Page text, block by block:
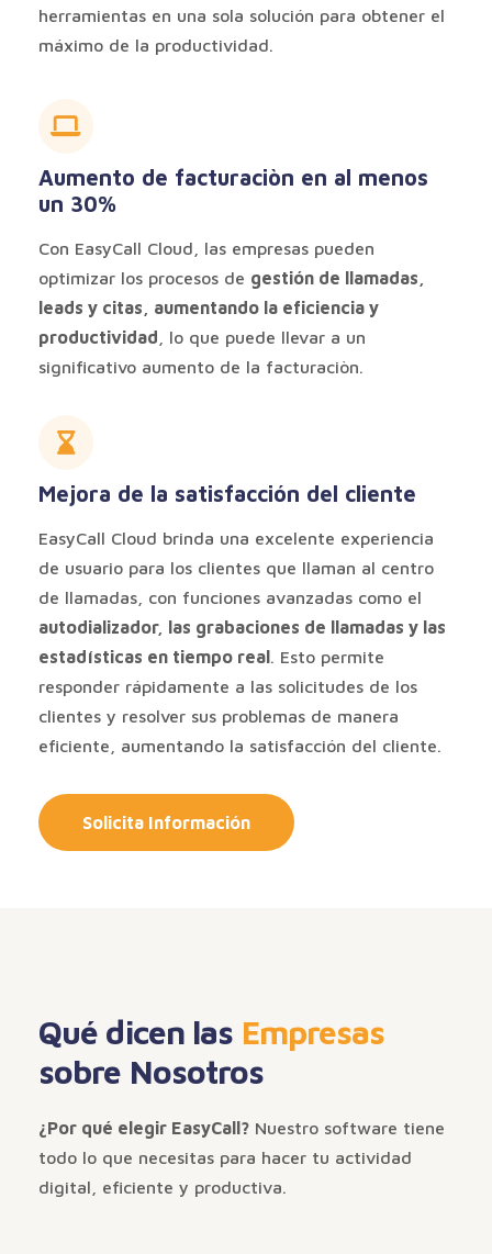
herramientas en una sola solución para obtener el
máximo de la productividad.
Aumento de facturaciòn en al menos
un 30%
Con EasyCall Cloud, las empresas pueden
optimizar los procesos de gestión de llamadas,
leads y citas, aumentando la eficiencia y
productividad , lo que puede llevar a un
significativo aumento de la facturaciòn.
Mejora de la satisfacción del cliente
EasyCall Cloud brinda una excelente experiencia
de usuario para los clientes que llaman al centro
de llamadas, con funciones avanzadas como el
autodializador, las grabaciones de llamadas y las
estadísticas en tiempo real . Esto permite
responder rápidamente a las solicitudes de los
clientes y resolver sus problemas de manera
eficiente, aumentando la satisfacción del cliente.
Solicita Información
Qué dicen las Empresas
sobre Nosotros
¿Por qué elegir EasyCall? Nuestro software tiene
todo lo que necesitas para hacer tu actividad
digital, eficiente y productiva.